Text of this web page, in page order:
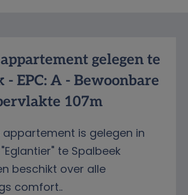
gelegen te
- EPC: A - Bewoonbare
107m
appartement is gelegen in
te Spalbeek
beschikt over alle
comfort..